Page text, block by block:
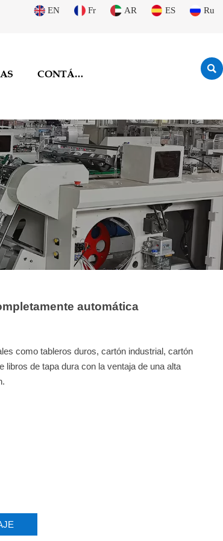
EN Fr AR ES Ru
CONTÁCTENOS 
automática
como tableros duros, cartón industrial, cartón
de tapa dura con la ventaja de una alta